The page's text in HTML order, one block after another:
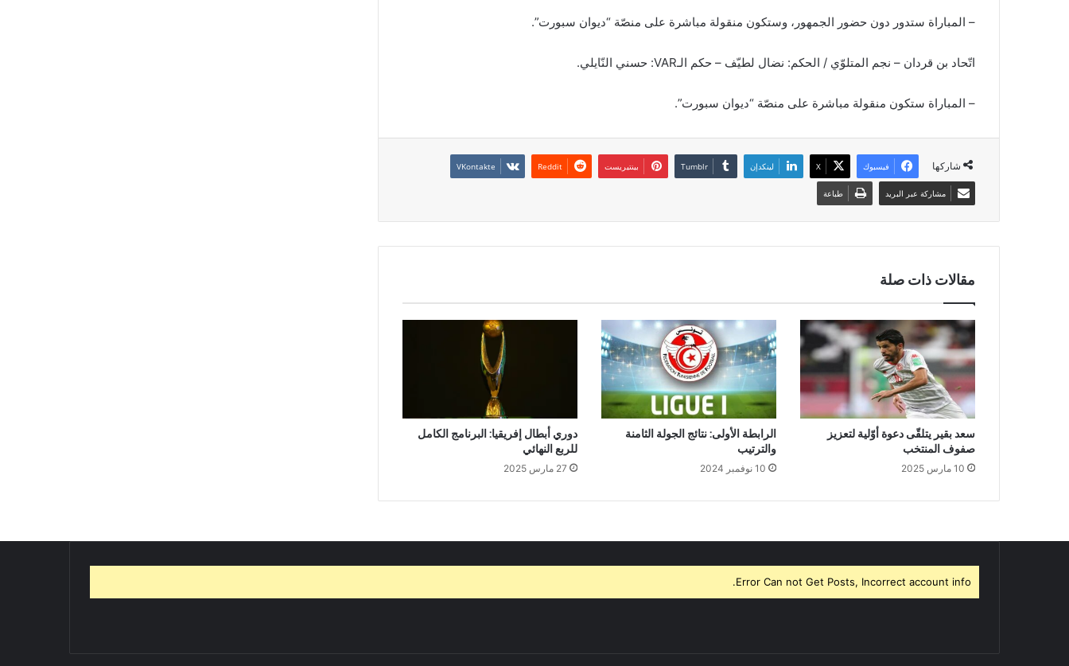
– المباراة ستدور دون حضور الجمهور، وستكون منقولة مباشرة على منصّة “ديوان سبورت”.
اتّحاد بن قردان – نجم المتلوّي / الحكم: نضال لطيّف – حكم الـVAR: حسني النّايلي.
– المباراة ستكون منقولة مباشرة على منصّة “ديوان سبورت”.
شاركها فيسبوك ‫X لينكدإن بينتيريست
مشاركة عبر البريد طباعة
مقالات ذات صلة
سعد بقير يتلقّى دعوة أوّلية لتعزيز
صفوف المنتخب
10 مارس 2025
الرابطة الأولى: نتائج الجولة الثامنة
والترتيب
10 نوفمبر 2024
دوري أبطال إفريقيا: البرنامج الكامل
للربع النهائي
27 مارس 2025
Error Can not Get Posts, Incorrect account info.